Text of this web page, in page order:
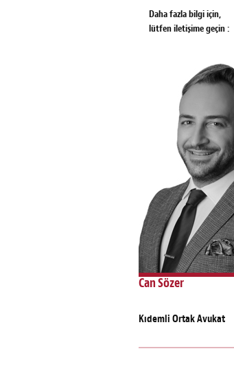
Daha fazla bilgi için,
lütfen iletişime geçin :
Can Sözer
Kıdemli Ortak Avukat